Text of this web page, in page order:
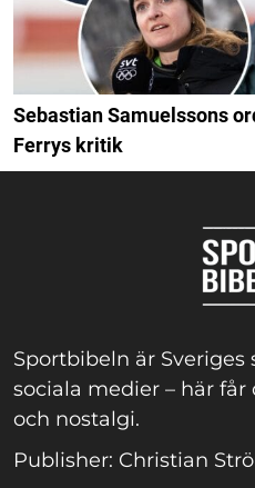
Sebastian Samuelssons
Ferrys kritik
Sportbibeln är Sveriges
sociala medier – här
och nostalgi.
Publisher: Christian